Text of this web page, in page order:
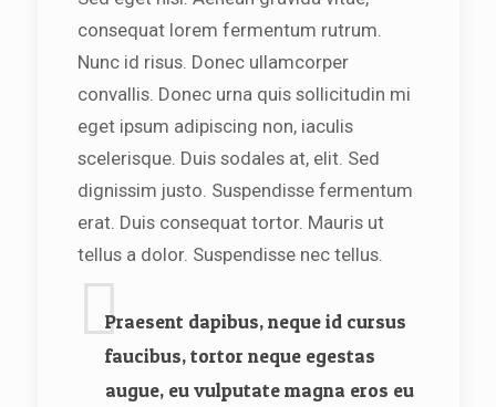
consequat lorem fermentum rutrum.
Nunc id risus. Donec ullamcorper
convallis. Donec urna quis sollicitudin mi
eget ipsum adipiscing non, iaculis
scelerisque. Duis sodales at, elit. Sed
dignissim justo. Suspendisse fermentum
erat. Duis consequat tortor. Mauris ut
tellus a dolor. Suspendisse nec tellus.
Praesent dapibus, neque id cursus
faucibus, tortor neque egestas
augue, eu vulputate magna eros eu